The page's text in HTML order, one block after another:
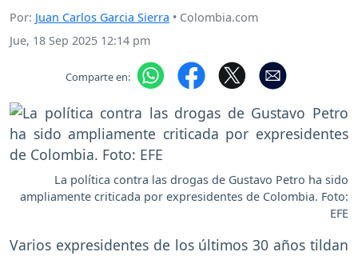
Por: Juan Carlos Garcia Sierra • Colombia.com
Jue, 18 Sep 2025 12:14 pm
Comparte en:
La política contra las drogas de Gustavo Petro ha sido
ampliamente criticada por expresidentes de Colombia. Foto:
EFE
Varios expresidentes de los últimos 30 años tildan